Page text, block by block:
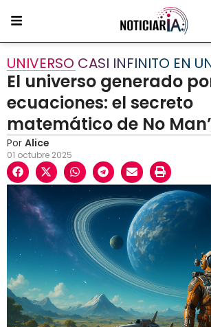
UNIVERSO CASI INFINITO EN
El universo generado
ecuaciones: el secreto
matemático de No
Por Alice
01 octubre 2025